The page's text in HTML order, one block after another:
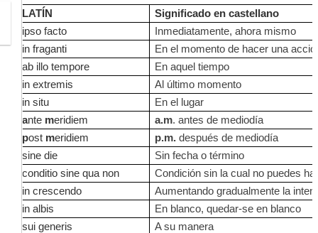
LATÍN
Significado en castellano
ipso facto
Inmediatamente, ahora mismo
in fraganti
En el momento de hacer una
ab illo tempore
En aquel tiempo
in extremis
Al último momento
in situ
En el lugar
ante meridiem a.m. antes de mediodía
post meridiem p.m. después de mediodía
sine die
Sin fecha o término
conditio sine qua non
Condición sin la cual no puedes
in crescendo
Aumentando gradualmente la
in albis
En blanco, quedar-se en blanco
sui generis
A su manera